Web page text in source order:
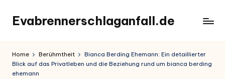
content
Evabrennerschlaganfall.de
Home Berühmtheit
Bianca Berding Ehemann: Ein detaillierter
Blick auf das Privatleben und die Beziehung rund um bianca berding
ehemann